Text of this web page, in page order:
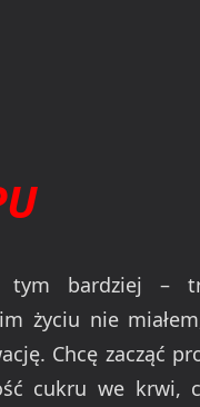
tym bardziej –
życiu nie
Chcę zacząć
cukru we krwi,